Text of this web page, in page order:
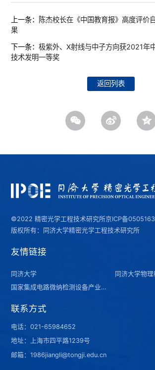
上一条： 陈杰校长在《中国教育报》高度评价
果
下一条：极紫外、X射线与中子方向获2021年
技术发明一等奖
返回列表
©2022 精密光学工程技术研究所京ICP备
版权所有：同济大学精密光学工程技术研究所
友情链接
同济大学
同济大学物
国家集成电路微纳检测设备产业计量测试中心（上海）
联系方式
电话：021-65984652
地址：上海市四平路1239号
邮箱：1986jiangli@tongji.edu.cn